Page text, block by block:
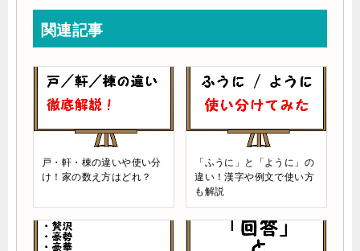
関連記事
戸・軒・棟の違いや使い分
け！家の数え方はどれ？
「ふうに」と「ように」の
違い！漢字や例文で使い方
も解説